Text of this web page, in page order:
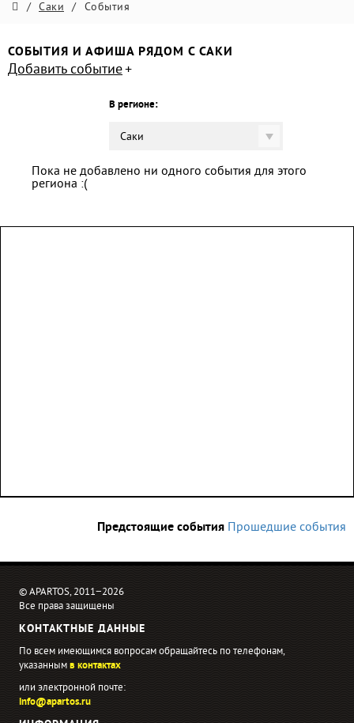
/ Саки / События
СОБЫТИЯ И АФИША РЯДОМ С САКИ
Добавить событие
В регионе:
Саки
Пока не добавлено ни одного события для этого
региона :(
Предстоящие события Прошедшие события
© APARTOS, 2011−2026
Все права защищены
КОНТАКТНЫЕ ДАННЫЕ
По всем имеющимся вопросам обращайтесь по телефонам,
указаннымв контактах
или электронной почте:
info@apartos.ru